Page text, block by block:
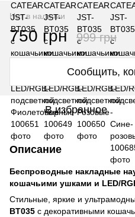
Нет в наличии
750 грн 999 грн
Сообщить,
В избранное
Описание
Беспроводные накладные
кошачьими ушками и LED/
Стильные, яркие и
BT035 с декоративными